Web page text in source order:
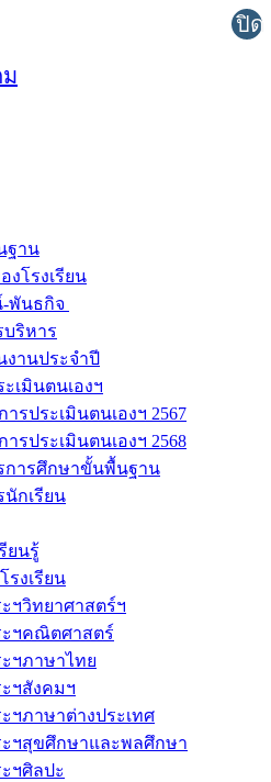
ฐาน
งโรงเรียน
พันธกิจ
บริหาร
านประจำปี
เมินตนเองฯ
รประเมินตนเองฯ 2567
รประเมินตนเองฯ 2568
ารศึกษาขั้นพื้นฐาน
กเรียน
ยนรู้
รงเรียน
ฯวิทยาศาสตร์ฯ
ฯคณิตศาสตร์
ฯภาษาไทย
ฯสังคมฯ
ฯภาษาต่างประเทศ
ฯสุขศึกษาและพลศึกษา
ฯศิลปะ
ปิด